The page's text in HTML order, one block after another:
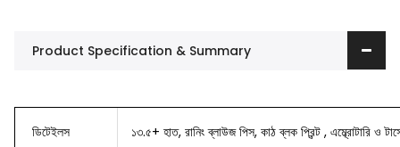
Product Specification & Summary
ডিটেইলস ১৩.৫+ হাত, রানিং ব্লাউজ পিস, কাঠ ব্লক প্রিন্ট , এম্ব্রোটারি ও